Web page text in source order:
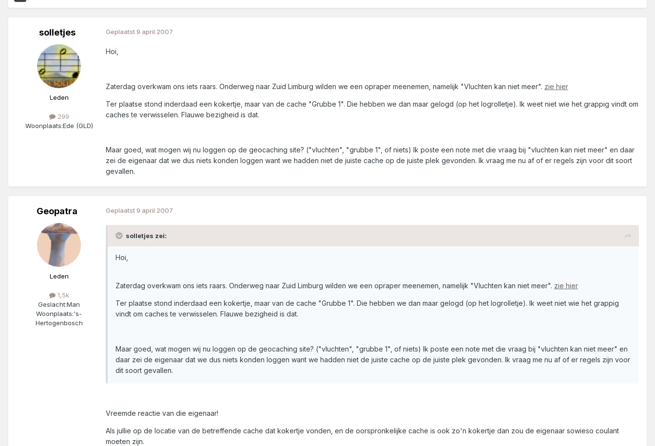
solletjes
Leden
299
Woonplaats:Ede (GLD)
Geplaatst9 april 2007
Hoi,
Zaterdag overkwam ons iets raars. Onderweg naar Zuid Limburg wilden we een opraper meenemen, namelijk "Vluchten kan niet meer". zie hier
Ter plaatse stond inderdaad een kokertje, maar van de cache "Grubbe 1". Die hebben we dan maar gelogd (op het logrolletje). Ik weet niet wie het grappig vindt om
caches te verwisselen. Flauwe bezigheid is dat.
Maar goed, wat mogen wij nu loggen op de geocaching site? ("vluchten", "grubbe 1", of niets) Ik poste een note met die vraag bij "vluchten kan niet meer" en daar
zei de eigenaar dat we dus niets konden loggen want we hadden niet de juiste cache op de juiste plek gevonden. Ik vraag me nu af of er regels zijn voor dit soort
gevallen.
Geopatra
Leden
1,5k
Geslacht:Man
Woonplaats:'s-
Hertogenbosch
Geplaatst9 april 2007
solletjes zei:
Hoi,
Zaterdag overkwam ons iets raars. Onderweg naar Zuid Limburg wilden we een opraper meenemen, namelijk "Vluchten kan niet meer". zie hier
Ter plaatse stond inderdaad een kokertje, maar van de cache "Grubbe 1". Die hebben we dan maar gelogd (op het logrolletje). Ik weet niet wie het grappig
vindt om caches te verwisselen. Flauwe bezigheid is dat.
Maar goed, wat mogen wij nu loggen op de geocaching site? ("vluchten", "grubbe 1", of niets) Ik poste een note met die vraag bij "vluchten kan niet meer" en
daar zei de eigenaar dat we dus niets konden loggen want we hadden niet de juiste cache op de juiste plek gevonden. Ik vraag me nu af of er regels zijn voor
dit soort gevallen.
Vreemde reactie van die eigenaar!
Als jullie op de locatie van de betreffende cache dat kokertje vonden, en de oorspronkelijke cache is ook zo'n kokertje dan zou de eigenaar sowieso coulant
moeten zijn.